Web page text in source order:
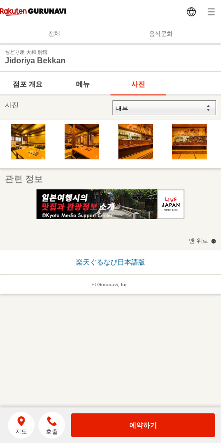
전체 음식문화
ぢどり屋 大和 別館
Jidoriya Bekkan
점포 개요 메뉴 사진
사진
관련 정보
맨 위로
楽天ぐるなび日本語版
© Gurunavi, Inc.
지도 호출
예약하기